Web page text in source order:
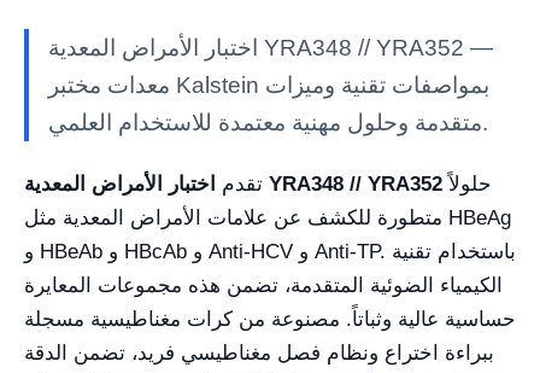
اختبار الأمراض المعدية YRA348 // YRA352 —
معدات مختبر Kalstein بمواصفات تقنية وميزات
متقدمة وحلول مهنية معتمدة للاستخدام العلمي.
تقدم اختبار الأمراض المعدية YRA348 // YRA352حلولاً
متطورة للكشف عن علامات الأمراض المعدية مثل HBeAg
و HBeAb و HBcAb و Anti-HCV و Anti-TP. باستخدام تقنية
الكيمياء الضوئية المتقدمة، تضمن هذه مجموعات المعايرة
حساسية عالية وثباتاً. مصنوعة من كرات مغناطيسية مسجلة
ببراءة اختراع ونظام فصل مغناطيسي فريد، تضمن الدقة